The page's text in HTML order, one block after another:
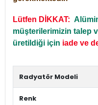
Lütfen DİKKAT:
müşterilerimizin talep
üretildiği için iade ve
Radyatör Modeli
Renk